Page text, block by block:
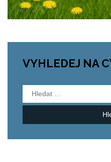
VYHLEDEJ NA
Vyhledávání